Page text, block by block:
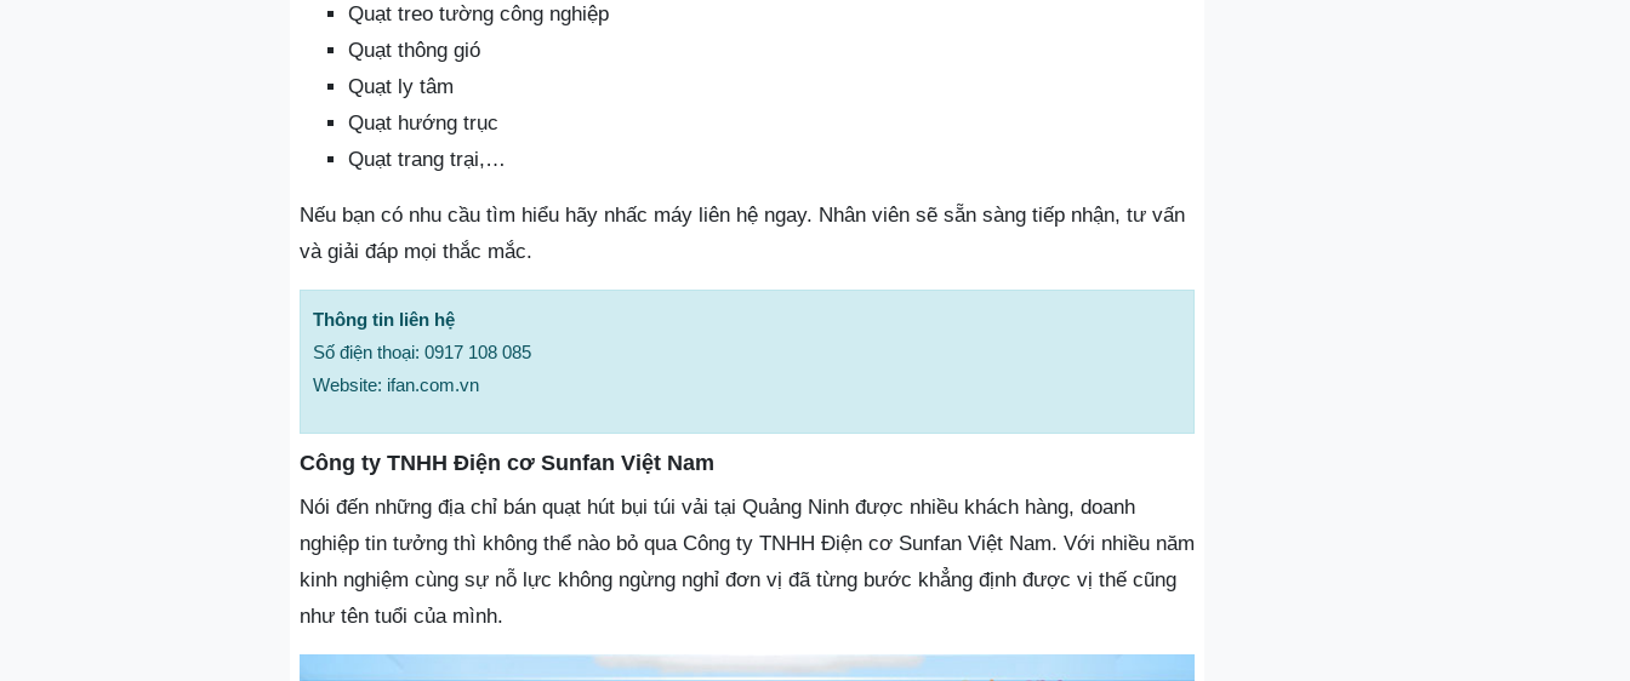
Quạt treo tường công nghiệp
Quạt thông gió
Quạt ly tâm
Quạt hướng trục
Quạt trang trại,…
Nếu bạn có nhu cầu tìm hiểu hãy nhấc máy liên hệ ngay. Nhân viên sẽ sẵn sàng tiếp nhận, tư vấn
và giải đáp mọi thắc mắc.
Thông tin liên hệ
Số điện thoại: 0917 108 085
Website: ifan.com.vn
Công ty TNHH Điện cơ Sunfan Việt Nam
Nói đến những địa chỉ bán quạt hút bụi túi vải tại Quảng Ninh được nhiều khách hàng, doanh
nghiệp tin tưởng thì không thể nào bỏ qua Công ty TNHH Điện cơ Sunfan Việt Nam. Với nhiều năm
kinh nghiệm cùng sự nỗ lực không ngừng nghỉ đơn vị đã từng bước khẳng định được vị thế cũng
như tên tuổi của mình.